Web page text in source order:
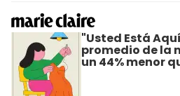
"Usted Está
promedio de la
un 44% menor